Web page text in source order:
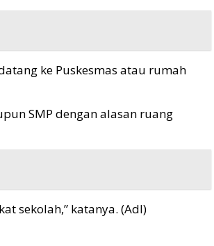
ke Puskesmas atau rumah
SMP dengan alasan ruang
sekolah,” katanya. (Adl)